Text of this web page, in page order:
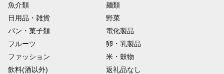
魚介類
麺類
日用品・雑貨
野菜
パン・菓子類
電化製品
フルーツ
卵・乳製品
ファッション
米・穀物
飲料(酒以外)
返礼品なし